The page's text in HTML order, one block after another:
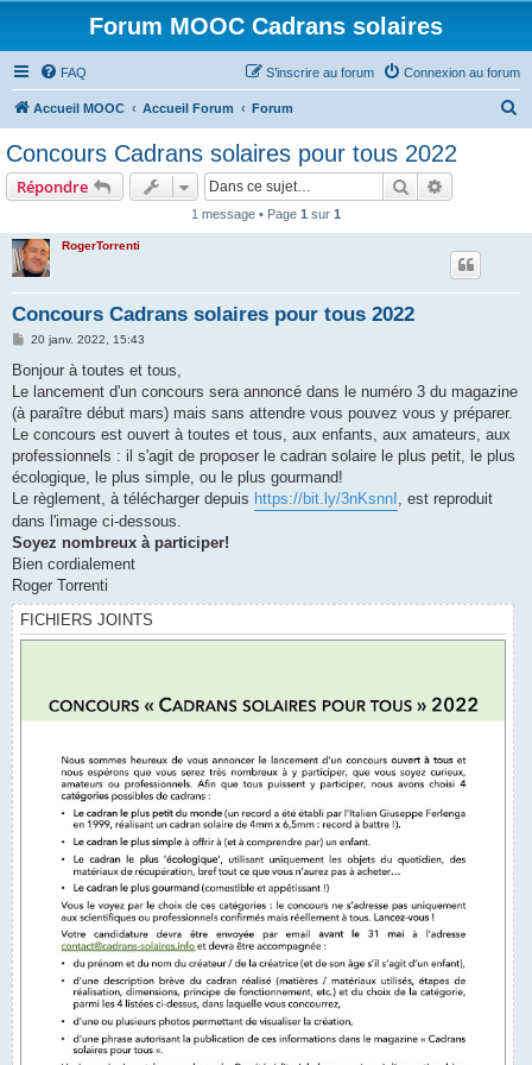
Forum MOOC Cadrans solaires
FAQ Connexion au forum
S’inscrire au forum
Accueil MOOC Accueil Forum Forum
Concours Cadrans solaires pour tous 2022
Répondre Rechercher
1 message • Page 1 sur 1
RogerTorrenti
Concours Cadrans solaires pour tous 2022
M
s
a
g
e
20 janv. 2022, 15:43
Bonjour à toutes et tous,
Le lancement d'un concours sera annoncé dans le numéro 3 du magazine
(à paraître début mars) mais sans attendre vous pouvez vous y préparer.
Le concours est ouvert à toutes et tous, aux enfants, aux amateurs, aux
professionnels : il s'agit de proposer le cadran solaire le plus petit, le plus
écologique, le plus simple, ou le plus gourmand!
Le règlement, à télécharger depuis https://bit.ly/3nKsnnI , est reproduit
dans l'image ci-dessous.
Soyez nombreux à participer!
Bien cordialement
Roger Torrenti
FICHIERS JOINTS